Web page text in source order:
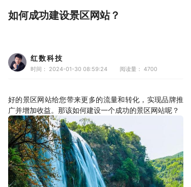
如何成功建设景区网站？
红数科技
时间： 2024-01-30 08:59:24 阅读量： 4700
好的景区网站给您带来更多的流量和转化，实现品牌推
广并增加收益。那该如何建设一个成功的景区网站呢？